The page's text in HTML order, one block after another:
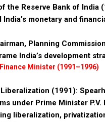
the Reserve Bank of India
monetary and
Planning
India’s development
Minister (1991–1996)
(1991):
under Prime Minister P.V.
liberalization,